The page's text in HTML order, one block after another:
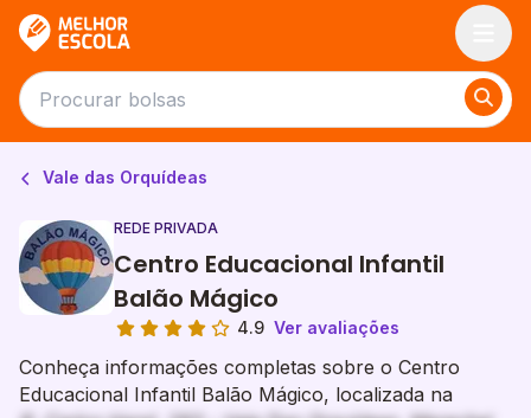
Vale das Orquídeas
REDE PRIVADA
Centro Educacional Infantil
Balão Mágico
4.9 Ver avaliações
Conheça informações completas sobre o Centro
Educacional Infantil Balão Mágico, localizada na